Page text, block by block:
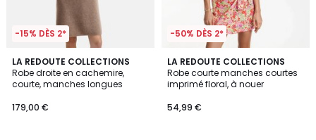
-15% DÈS 2*
LA REDOUTE COLLECTIONS
Robe droite en cachemire,
courte, manches longues
179,00 €
4,4
/ 5
-50% DÈS 2*
LA REDOUTE COLLECTIONS
Robe courte manches courtes
imprimé floral, à nouer
54,99 €
3
/
5